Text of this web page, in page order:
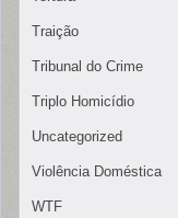
Traição
Tribunal do Crime
Triplo Homicídio
Uncategorized
Violência Doméstica
WTF